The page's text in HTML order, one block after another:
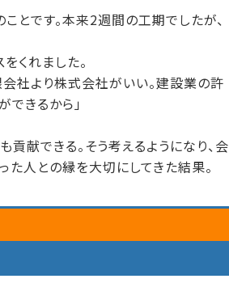
とです。本来2週間の工期でしたが、
くれました。
会社より株式会社がいい。建設業の許
きるから」
貢献できる。そう考えるようになり、会
た人との縁を大切にしてきた結果。